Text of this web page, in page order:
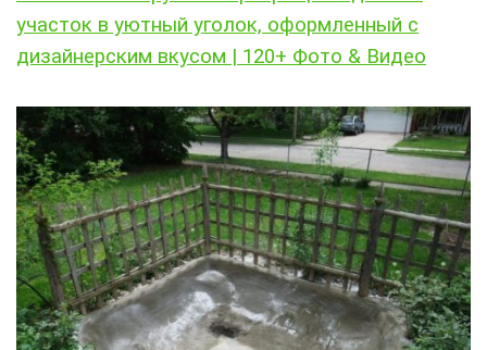
участок в уютный уголок, оформленный с
дизайнерским вкусом | 120+ Фото & Видео